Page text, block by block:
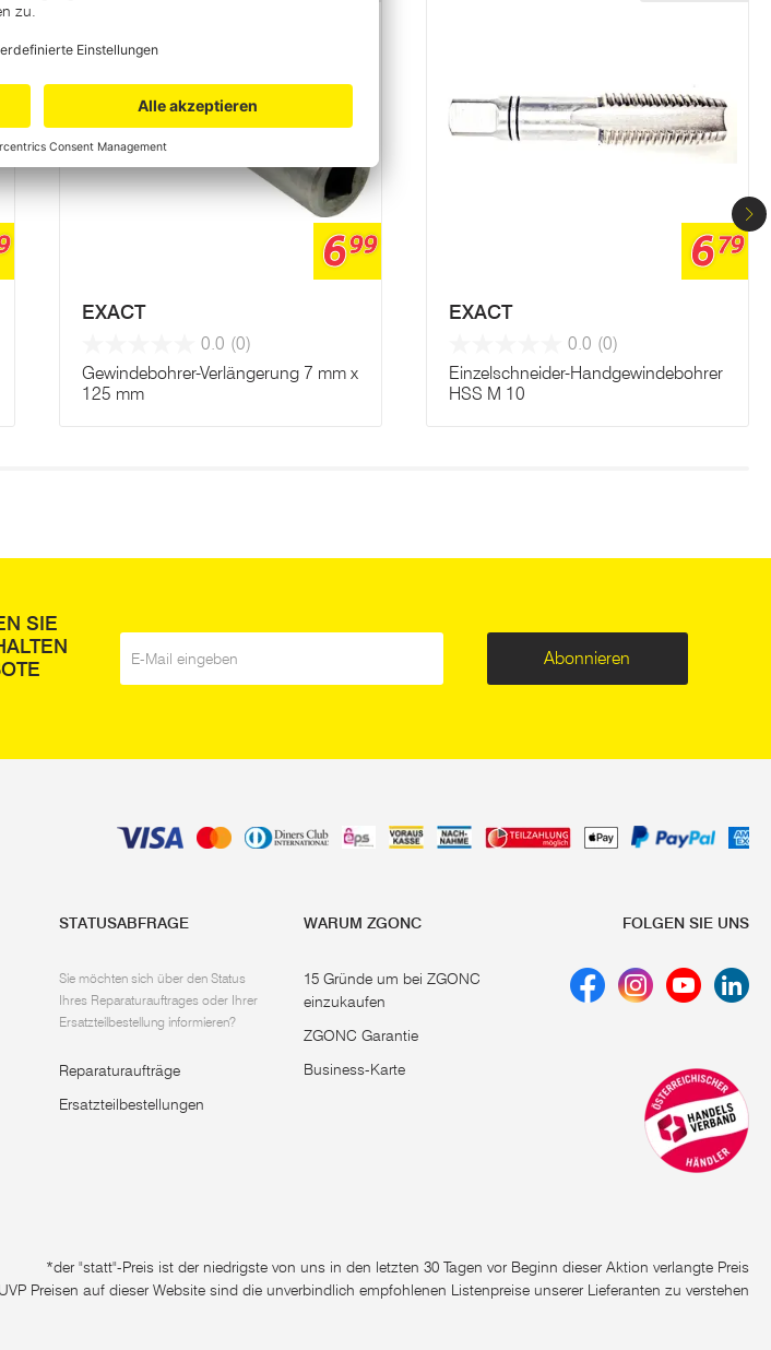
699
EXACT
0.0 (0)
Gewindebohrer-Verlängerung 7 mm x
125 mm
679
EXACT
0.0 (0)
Einzelschneider-Handgewindebohrer
HSS M 10
SIE
Abonnieren
STATUSABFRAGE
Sie möchten sich über den Status
Ihres Reparaturauftrages oder Ihrer
Ersatzteilbestellung informieren?
Reparaturaufträge
Ersatzteilbestellungen
WARUM ZGONC
15 Gründe um bei ZGONC
einzukaufen
ZGONC Garantie
Business-Karte
FOLGEN SIE UNS
*der "statt"-Preis ist der niedrigste von uns in den letzten 30 Tagen vor Beginn dieser Aktion verlangte Preis
Preisen auf dieser Website sind die unverbindlich empfohlenen Listenpreise unserer Lieferanten zu verstehen